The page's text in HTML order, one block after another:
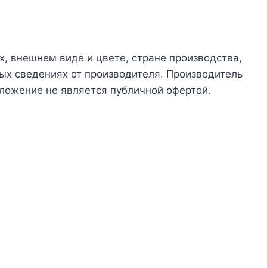
внешнем виде и цвете, стране производства,
сведениях от производителя. Производитель
не является публичной офертой.